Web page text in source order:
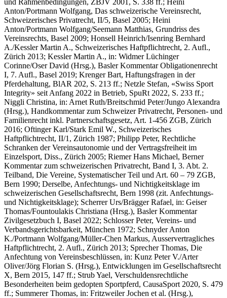
Anton/Portmann Wolfgang, Das schweizerische Vereinsrecht,
Schweizerisches Privatrecht, II/5, Basel 2005; Heini
Anton/Portmann Wolfgang/Seemann Matthias, Grundriss des
Vereinsrechts, Basel 2009; Honsell Heinrich/Isenring Bernhard
A./Kessler Martin A., Schweizerisches Haftpflichtrecht, 2. Aufl.,
Zürich 2013; Kessler Martin A., in: Widmer Lüchinger
Corinne/Oser David (Hrsg.), Basler Kommentar Obligationenrecht
I, 7. Aufl., Basel 2019; Krenger Bart, Haftungsfragen in der
Pferdehaltung, BlAR 202, S. 213 ff.; Netzle Stefan, «Swiss Sport
Integrity» seit Anfang 2022 in Betrieb, SpuRt 2022, S. 233 ff.;
Niggli Christina, in: Arnet Ruth/Breitschmid Peter/Jungo Alexandra
(Hrsg.), Handkommentar zum Schweizer Privatrecht, Personen- und
Familienrecht inkl. Partnerschaftsgesetz, Art. 1-456 ZGB, Zürich
2016; Oftinger Karl/Stark Emil W., Schweizerisches
Haftpflichtrecht, II/1, Zürich 1987; Philipp Peter, Rechtliche
Schranken der Vereinsautonomie und der Vertragsfreiheit im
Einzelsport, Diss., Zürich 2005; Riemer Hans Michael, Berner
Kommentar zum schweizerischen Privatrecht, Band I, 3. Abt. 2.
Teilband, Die Vereine, Systematischer Teil und Art. 60 – 79 ZGB,
Bern 1990; Derselbe, Anfechtungs- und Nichtigkeitsklage im
schweizerischen Gesellschaftsrecht, Bern 1998 (zit. Anfechtungs-
und Nichtigkeitsklage); Scherrer Urs/Brägger Rafael, in: Geiser
Thomas/Fountoulakis Christiana (Hrsg.), Basler Kommentar
Zivilgesetzbuch I, Basel 2022; Schlosser Peter, Vereins- und
Verbandsgerichtsbarkeit, München 1972; Schnyder Anton
K./Portmann Wolfgang/Müller-Chen Markus, Ausservertragliches
Haftpflichtrecht, 2. Aufl., Zürich 2013; Sprecher Thomas, Die
Anfechtung von Vereinsbeschlüssen, in: Kunz Peter V./Arter
Oliver/Jörg Florian S. (Hrsg.), Entwicklungen im Gesellschaftsrecht
X, Bern 2015, 147 ff.; Strub Yael, Verschuldensrechtliche
Besonderheiten beim gedopten Sportpferd, CausaSport 2020, S. 479
ff.; Summerer Thomas, in: Fritzweiler Jochen et al. (Hrsg.),